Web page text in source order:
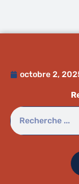
octobre 2,